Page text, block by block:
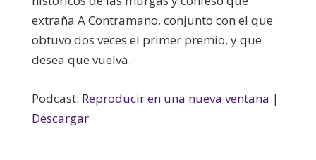
extraña A Contramano, conjunto con el que
obtuvo dos veces el primer premio, y que
desea que vuelva.
Podcast: Reproducir en una nueva ventana |
Descargar